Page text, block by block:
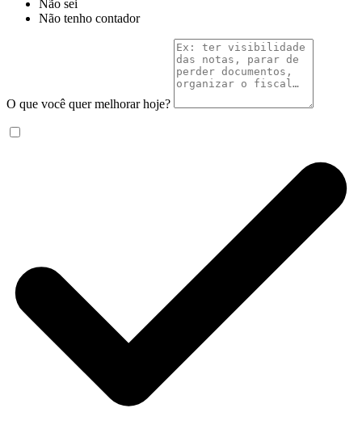
Não sei
Não tenho contador
O que você quer melhorar hoje?